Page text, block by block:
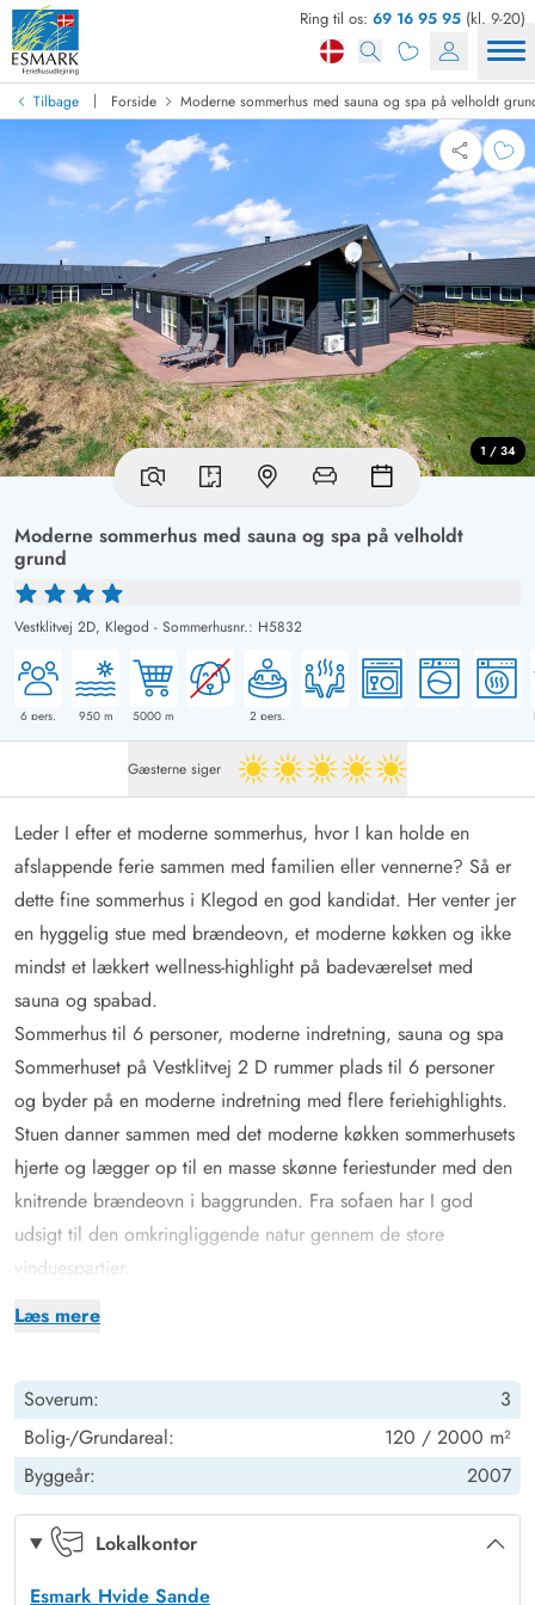
Ring til os: 69 16 95 95 (kl. 9-20)
Tilbage | Forside Moderne sommerhus med sauna og spa på velholdt
Moderne sommerhus med sauna og spa på velholdt
grund
Vestklitvej 2D, Klegod - Sommerhusnr.: H5832
6 pers. 950m 5000m 2 pers.
1 / 34
Gæsterne siger 5 ud af 5
Læs mere
Leder I efter et moderne sommerhus, hvor I kan holde en
afslappende ferie sammen med familien eller vennerne? Så er
dette fine sommerhus i Klegod en god kandidat. Her venter jer
en hyggelig stue med brændeovn, et moderne køkken og ikke
mindst et lækkert wellness-highlight på badeværelset med
sauna og spabad.
Sommerhus til 6 personer, moderne indretning, sauna og spa
Sommerhuset på Vestklitvej 2 D rummer plads til 6 personer
og byder på en moderne indretning med flere feriehighlights.
Stuen danner sammen med det moderne køkken sommerhusets
hjerte og lægger op til en masse skønne feriestunder med den
knitrende brændeovn i baggrunden. Fra sofaen har I god
udsigt til den omkringliggende natur gennem de store
vinduespartier.
På det største af feriehusets 2 badeværelser finder I husets
efter en frisk gåtur i den salte havluft ved Vesterhavet.
Feriehuset er udstyret med gode praktiske faciliteter, og I kan
læne jer tilbage, mens opvaskemaskinen klarer opvasken efter
middagen, og vaskemaskine og tørretumbler hjælper til med at
fjerne græspletter fra ungernes bukser.
Soverum:
3
Bolig-/Grundareal:
120 / 2000 m²
Byggeår:
2007
Lokalkontor
Esmark Hvide Sande